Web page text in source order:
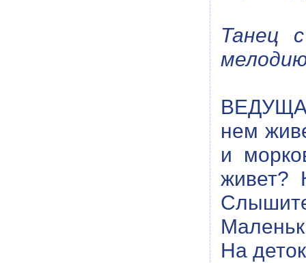
Танец
нем
и
живет?
На